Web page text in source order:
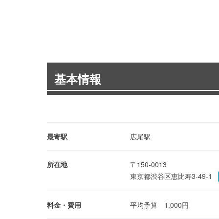
基本情報
最寄駅 広尾駅
所在地
〒150-0013
東京都渋谷区恵比寿3-49-1
料金・費用 平均予算 1,000円